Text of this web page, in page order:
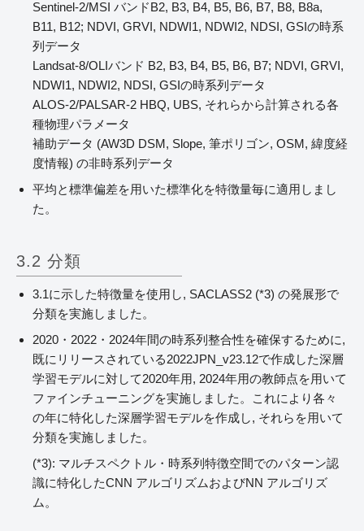
Sentinel-2/MSI バンドB2, B3, B4, B5, B6, B7, B8, B8a,
B11, B12; NDVI, GRVI, NDWI1, NDWI2, NDSI, GSIの時系
列データ
Landsat-8/OLIバンド B2, B3, B4, B5, B6, B7; NDVI, GRVI,
NDWI1, NDWI2, NDSI, GSIの時系列データ
ALOS-2/PALSAR-2 HBQ, UBS, それらから計算される各
種物理パラメータ
補助データ (AW3D DSM, Slope, 筆ポリゴン, OSM, 緯度経
度情報) の非時系列データ
平均と標準偏差を用いた標準化を特徴量毎に適用しまし
た。
3.2 分類
3.1に示した特徴量を使用し, SACLASS2 (*3) の発展形で
分類を実施しました。
2020・2022・2024年間の時系列整合性を確保するために,
既にリリースされている2022JPN_v23.12で作成した深層
学習モデルに対して2020年用, 2024年用の教師点を用いて
ファインチューニングを実施しました。これにより各々
の年に特化した深層学習モデルを作成し, それらを用いて
分類を実施しました。
(*3): マルチスペクトル・時系列特徴空間でのパターン認
識に特化したCNN アルゴリズムおよびNN アルゴリズ
ム。